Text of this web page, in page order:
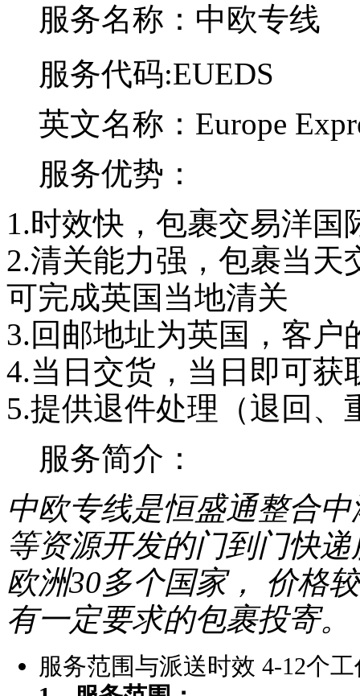
服务名称：中欧专线
服务代码:EUEDS
英文名称：Europe
服务优势：
1.时效快，包裹交易洋国
2.清关能力强，包裹当天
可完成英国当地清关
3.回邮地址为英国，客户
4.当日交货，当日即可获
5.提供退件处理（退回、
服务简介：
中欧专线是恒盛通整合
等资源开发的门到门快
欧洲30多个国家， 价格
有一定要求的包裹投寄。
服务范围与派送时效 4-12个